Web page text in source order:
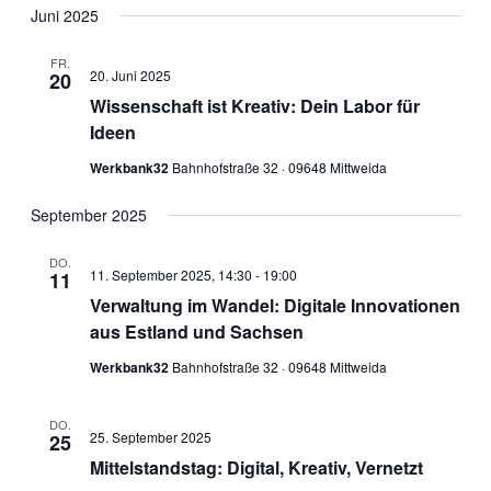
Juni 2025
FR.
20
Wissenschaft ist Kreativ: Dein Labor für
Ideen
20. Juni 2025
Werkbank32 Bahnhofstraße 32 · 09648 Mittweida
September 2025
DO.
11
Verwaltung im Wandel: Digitale Innovationen
aus Estland und Sachsen
11. September 2025, 14:30 - 19:00
Werkbank32 Bahnhofstraße 32 · 09648 Mittweida
DO.
25
Mittelstandstag: Digital, Kreativ, Vernetzt
25. September 2025